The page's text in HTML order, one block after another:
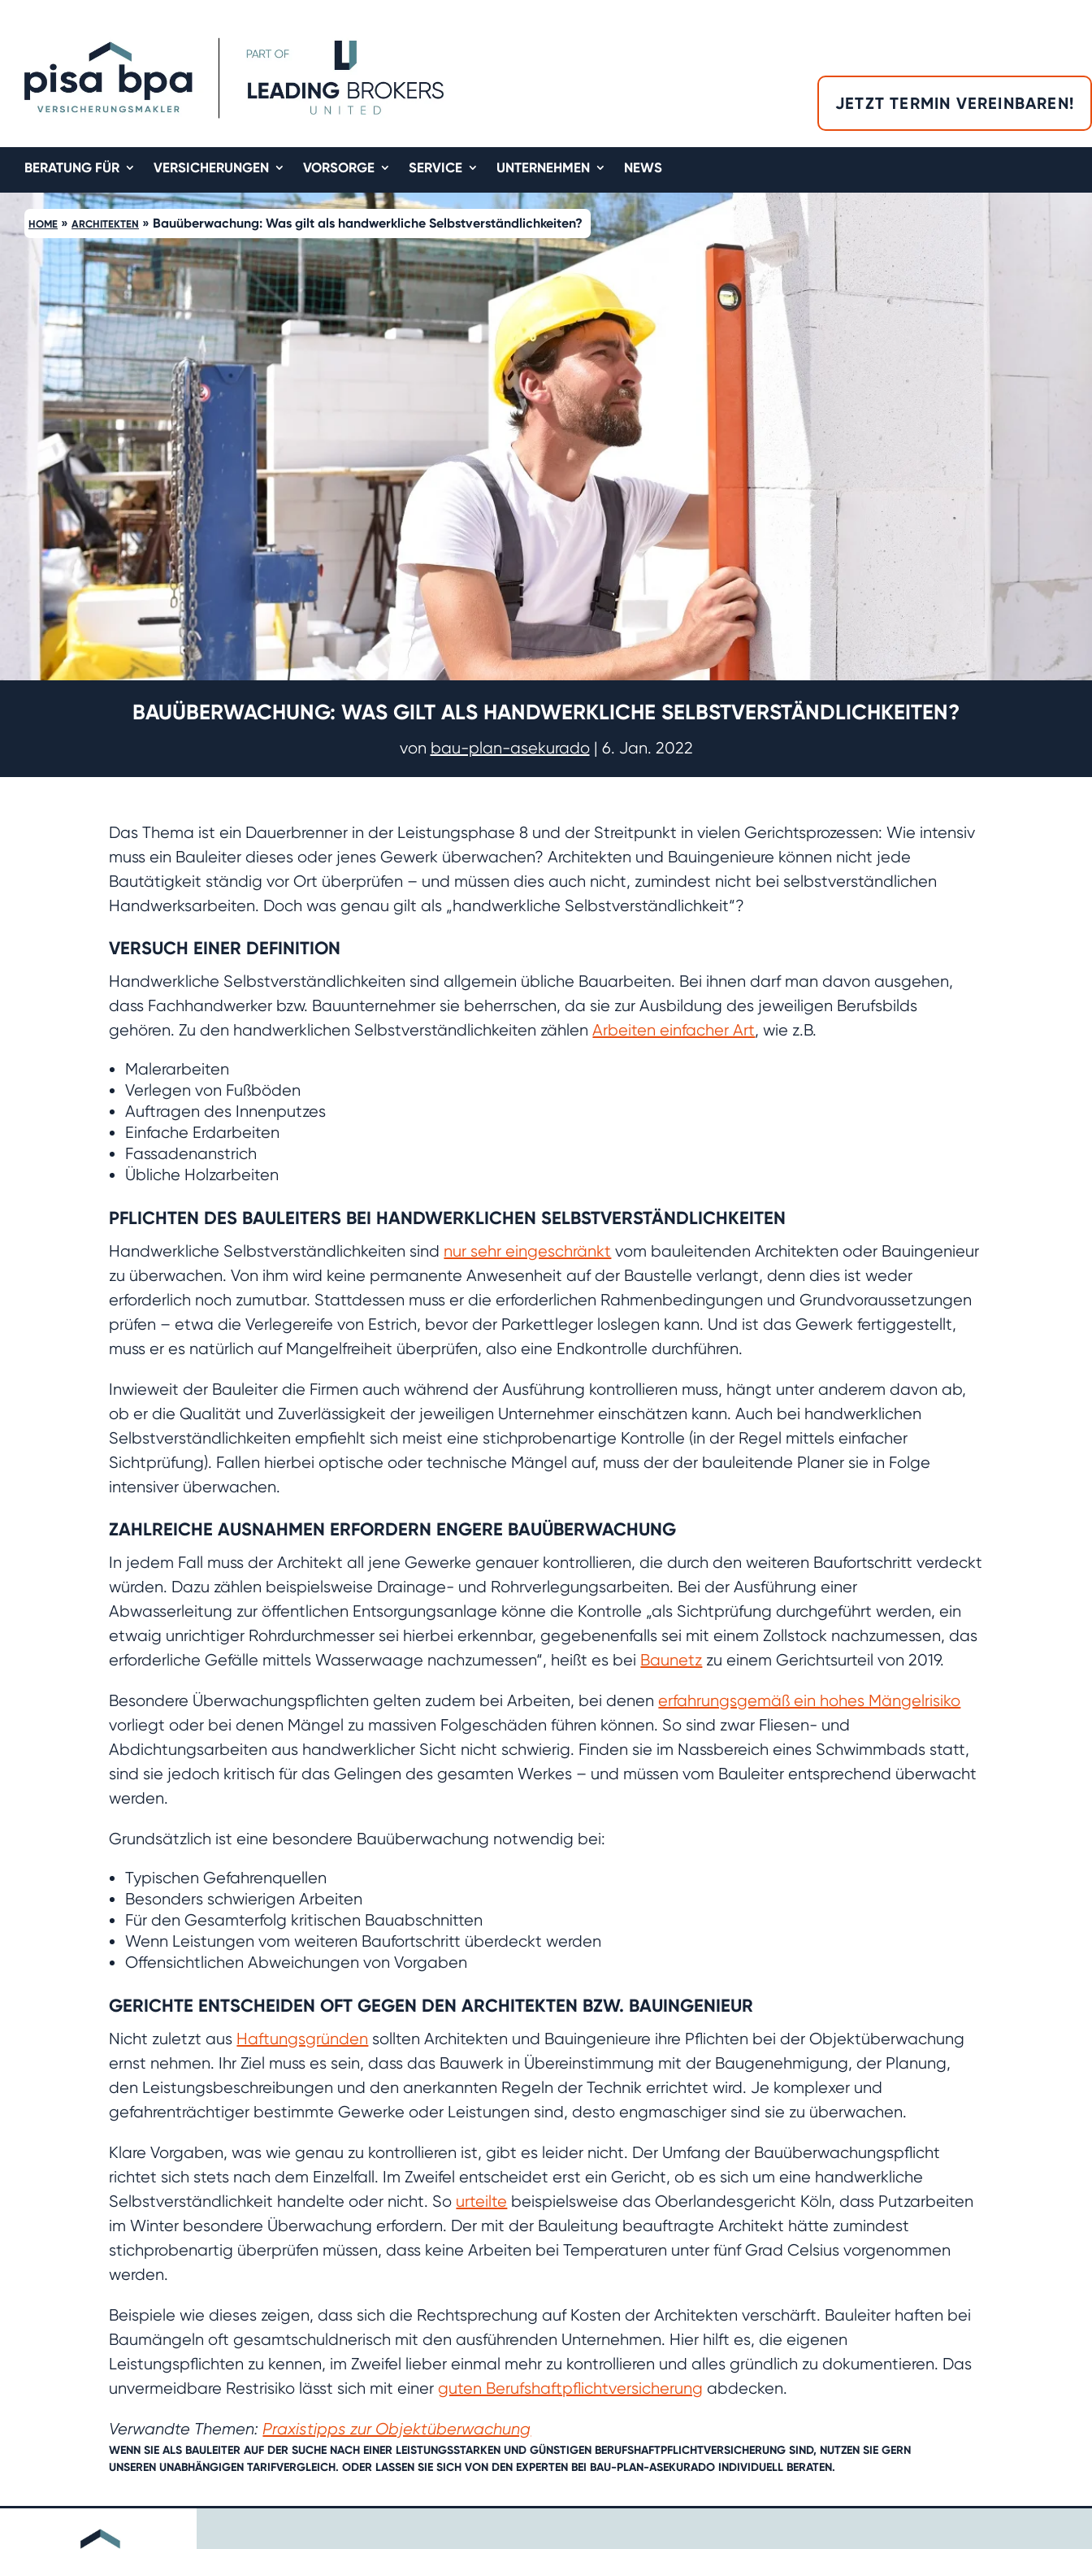
JETZT TERMIN VEREINBAREN!
BERATUNG FÜR VERSICHERUNGEN VORSORGE SERVICE UNTERNEHMEN NEWS
HOME » ARCHITEKTEN » Bauüberwachung: Was gilt als handwerkliche Selbstverständlichkeiten?
BAUÜBERWACHUNG: WAS GILT ALS HANDWERKLICHE SELBSTVERSTÄNDLICHKEITEN?
von bau-plan-asekurado| 6. Jan. 2022
Das Thema ist ein Dauerbrenner in der Leistungsphase 8 und der Streitpunkt in vielen Gerichtsprozessen: Wie intensiv
muss ein Bauleiter dieses oder jenes Gewerk überwachen? Architekten und Bauingenieure können nicht jede
Bautätigkeit ständig vor Ort überprüfen – und müssen dies auch nicht, zumindest nicht bei selbstverständlichen
Handwerksarbeiten. Doch was genau gilt als „handwerkliche Selbstverständlichkeit“?
VERSUCH EINER DEFINITION
Handwerkliche Selbstverständlichkeiten sind allgemein übliche Bauarbeiten. Bei ihnen darf man davon ausgehen,
dass Fachhandwerker bzw. Bauunternehmer sie beherrschen, da sie zur Ausbildung des jeweiligen Berufsbilds
gehören. Zu den handwerklichen Selbstverständlichkeiten zählenArbeiten einfacher Art, wie z.B.
Malerarbeiten
Verlegen von Fußböden
Auftragen des Innenputzes
Einfache Erdarbeiten
Fassadenanstrich
Übliche Holzarbeiten
PFLICHTEN DES BAULEITERS BEI HANDWERKLICHEN SELBSTVERSTÄNDLICHKEITEN
Handwerkliche Selbstverständlichkeiten sind nur sehr eingeschränkt vom bauleitenden Architekten oder Bauingenieur
zu überwachen. Von ihm wird keine permanente Anwesenheit auf der Baustelle verlangt, denn dies ist weder
erforderlich noch zumutbar. Stattdessen muss er die erforderlichen Rahmenbedingungen und Grundvoraussetzungen
prüfen – etwa die Verlegereife von Estrich, bevor der Parkettleger loslegen kann. Und ist das Gewerk fertiggestellt,
muss er es natürlich auf Mangelfreiheit überprüfen, also eine Endkontrolle durchführen.
Inwieweit der Bauleiter die Firmen auch während der Ausführung kontrollieren muss, hängt unter anderem davon ab,
ob er die Qualität und Zuverlässigkeit der jeweiligen Unternehmer einschätzen kann. Auch bei handwerklichen
Selbstverständlichkeiten empfiehlt sich meist eine stichprobenartige Kontrolle (in der Regel mittels einfacher
Sichtprüfung). Fallen hierbei optische oder technische Mängel auf, muss der der bauleitende Planer sie in Folge
intensiver überwachen.
ZAHLREICHE AUSNAHMEN ERFORDERN ENGERE BAUÜBERWACHUNG
In jedem Fall muss der Architekt all jene Gewerke genauer kontrollieren, die durch den weiteren Baufortschritt verdeckt
würden. Dazu zählen beispielsweise Drainage- und Rohrverlegungsarbeiten. Bei der Ausführung einer
Abwasserleitung zur öffentlichen Entsorgungsanlage könne die Kontrolle „als Sichtprüfung durchgeführt werden, ein
etwaig unrichtiger Rohrdurchmesser sei hierbei erkennbar, gegebenenfalls sei mit einem Zollstock nachzumessen, das
erforderliche Gefälle mittels Wasserwaage nachzumessen“, heißt es bei Baunetz zu einem Gerichtsurteil von 2019.
Besondere Überwachungspflichten gelten zudem bei Arbeiten, bei denenerfahrungsgemäß ein hohes Mängelrisiko
vorliegt oder bei denen Mängel zu massiven Folgeschäden führen können. So sind zwar Fliesen- und
Abdichtungsarbeiten aus handwerklicher Sicht nicht schwierig. Finden sie im Nassbereich eines Schwimmbads statt,
sind sie jedoch kritisch für das Gelingen des gesamten Werkes – und müssen vom Bauleiter entsprechend überwacht
werden.
Grundsätzlich ist eine besondere Bauüberwachung notwendig bei:
Typischen Gefahrenquellen
Besonders schwierigen Arbeiten
Für den Gesamterfolg kritischen Bauabschnitten
Wenn Leistungen vom weiteren Baufortschritt überdeckt werden
Offensichtlichen Abweichungen von Vorgaben
GERICHTE ENTSCHEIDEN OFT GEGEN DEN ARCHITEKTEN BZW. BAUINGENIEUR
Nicht zuletzt aus Haftungsgründen sollten Architekten und Bauingenieure ihre Pflichten bei der Objektüberwachung
ernst nehmen. Ihr Ziel muss es sein, dass das Bauwerk in Übereinstimmung mit der Baugenehmigung, der Planung,
den Leistungsbeschreibungen und den anerkannten Regeln der Technik errichtet wird. Je komplexer und
gefahrenträchtiger bestimmte Gewerke oder Leistungen sind, desto engmaschiger sind sie zu überwachen.
Klare Vorgaben, was wie genau zu kontrollieren ist, gibt es leider nicht. Der Umfang der Bauüberwachungspflicht
richtet sich stets nach dem Einzelfall. Im Zweifel entscheidet erst ein Gericht, ob es sich um eine handwerkliche
Selbstverständlichkeit handelte oder nicht. So urteilte beispielsweise das Oberlandesgericht Köln, dass Putzarbeiten
im Winter besondere Überwachung erfordern. Der mit der Bauleitung beauftragte Architekt hätte zumindest
stichprobenartig überprüfen müssen, dass keine Arbeiten bei Temperaturen unter fünf Grad Celsius vorgenommen
werden.
Beispiele wie dieses zeigen, dass sich die Rechtsprechung auf Kosten der Architekten verschärft. Bauleiter haften bei
Baumängeln oft gesamtschuldnerisch mit den ausführenden Unternehmen. Hier hilft es, die eigenen
Leistungspflichten zu kennen, im Zweifel lieber einmal mehr zu kontrollieren und alles gründlich zu dokumentieren. Das
unvermeidbare Restrisiko lässt sich mit einerguten Berufshaftpflichtversicherung abdecken.
Verwandte Themen:Praxistipps zur Objektüberwachung
WENN SIE ALS BAULEITER AUF DER SUCHE NACH EINER LEISTUNGSSTARKEN UND GÜNSTIGEN BERUFSHAFTPFLICHTVERSICHERUNG SIND, NUTZEN SIE GERN
UNSERENUNABHÄNGIGEN TARIFVERGLEICH. ODER LASSEN SIE SICH VON DEN EXPERTEN BEI BAU-PLAN-ASEKURADO INDIVIDUELL BERATEN.